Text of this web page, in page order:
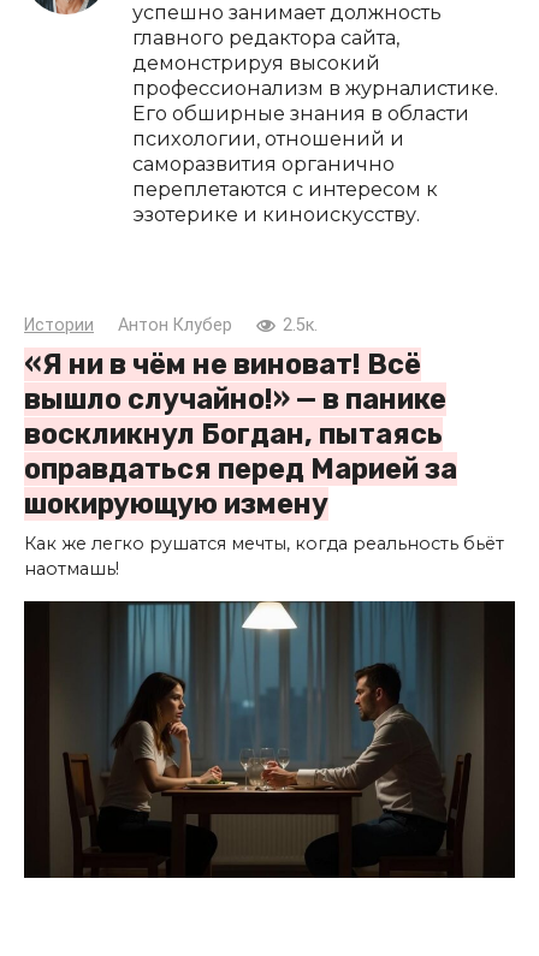
успешно занимает должность
главного редактора сайта,
демонстрируя высокий
профессионализм в журналистике.
Его обширные знания в области
психологии, отношений и
саморазвития органично
переплетаются с интересом к
эзотерике и киноискусству.
Истории Антон Клубер 2.5к.
«Я ни в чём не виноват! Всё
вышло случайно!» — в панике
воскликнул Богдан, пытаясь
оправдаться перед Марией за
шокирующую измену
Как же легко рушатся мечты, когда реальность бьёт
наотмашь!